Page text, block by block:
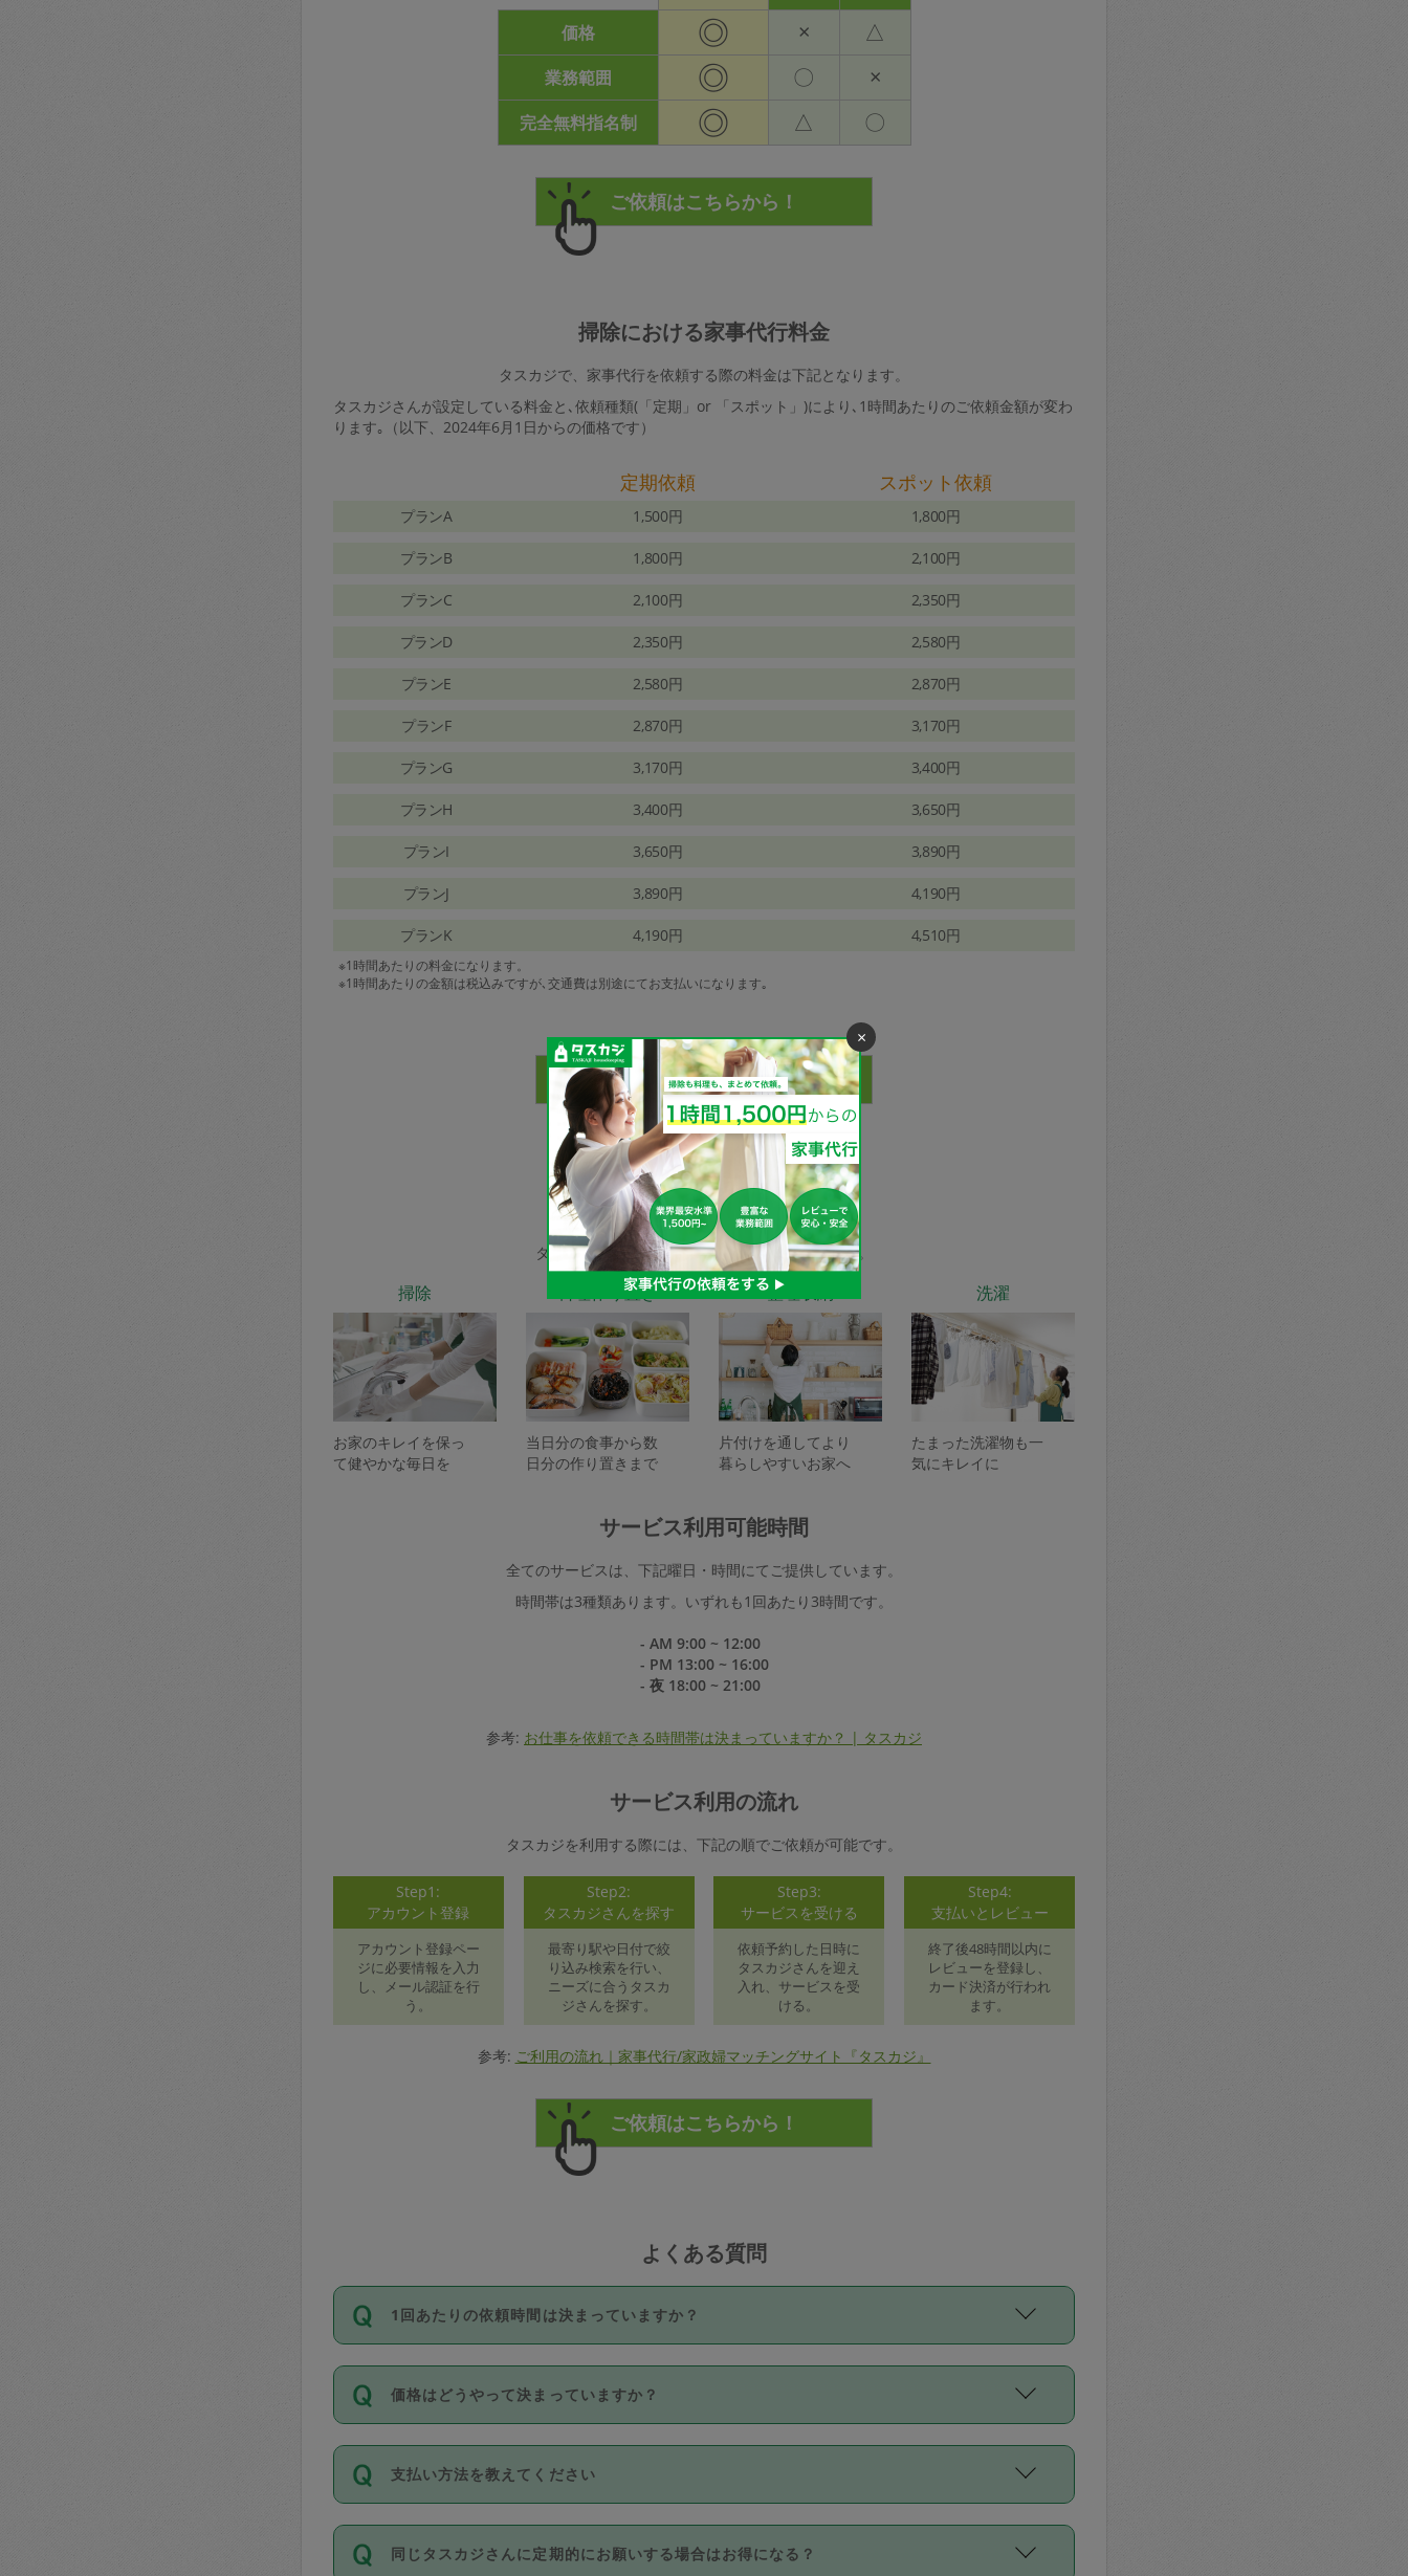
価格
◎ × △
業務範囲 ◎ 〇 ×
完全無料指名制 ◎ △ 〇
掃除における家事代行料金
タスカジで、家事代行を依頼する際の料金は下記となります。
タスカジさんが設定している料金と､依頼種類(「定期」or 「スポット」)により､1時間あたりのご依頼金額が変わ
ります｡（以下、2024年6月1日からの価格です）
定期依頼 スポット依頼
プランA 1,500円 1,800円
プランB 1,800円 2,100円
プランC 2,100円 2,350円
プランD 2,350円 2,580円
プランE 2,580円 2,870円
プランF 2,870円 3,170円
プランG 3,170円 3,400円
プランH 3,400円 3,650円
プランI 3,650円 3,890円
プランJ 3,890円 4,190円
プランK 4,190円 4,510円
※1時間あたりの料金になります。
※1時間あたりの金額は税込みですが､交通費は別途にてお支払いになります｡
家事代行サービスの種類
タスカジで依頼できるサービスは下記となります。
掃除
お家のキレイを保っ
て健やかな毎日を
料理作り置き
当日分の食事から数
日分の作り置きまで
整理収納
片付けを通してより
暮らしやすいお家へ
洗濯
たまった洗濯物も一
気にキレイに
サービス利用可能時間
全てのサービスは、下記曜日・時間にてご提供しています。
時間帯は3種類あります。いずれも1回あたり3時間です。
- AM 9:00 ~ 12:00
- PM 13:00 ~ 16:00
- 夜 18:00 ~ 21:00
参考: お仕事を依頼できる時間帯は決まっていますか？ | タスカジ
サービス利用の流れ
タスカジを利用する際には、下記の順でご依頼が可能です。
Step1:
アカウント登録
アカウント登録ペー
ジに必要情報を入力
し、メール認証を行
う。
Step2:
タスカジさんを探す
最寄り駅や日付で絞
り込み検索を行い、
ニーズに合うタスカ
ジさんを探す。
Step3:
サービスを受ける
依頼予約した日時に
タスカジさんを迎え
入れ、サービスを受
ける。
Step4:
支払いとレビュー
終了後48時間以内に
レビューを登録し、
カード決済が行われ
ます。
参考: ご利用の流れ｜家事代行/家政婦マッチングサイト『タスカジ』
よくある質問
1回あたりの依頼時間は決まっていますか？
依頼1回につき3時間固定です。3時間を超えて依頼したい場合は、延長機能をご利用くださ
い。機能をご利用いただくには、タスカジさんに事前に相談し、合意の上事前申請すること
が必要です。なお、3時間を下回っても、値引き等はございません。
価格はどうやって決まっていますか？
11種類の価格帯の中からタスカジさん自身が価格を選んで設定しています。
タスカジさんの価格設定には最初は制限があり、レビュー件数、レビューの平均値、などで
除々に設定可能な最高額が上がっていく仕組みになっています。
支払い方法を教えてください
お支払方法はクレジットカード（Visa／Master／JCB／AMERICAN EXPRESS／Diners
Club）のみとなります。
同じタスカジさんに定期的にお願いする場合はお得になる？
×